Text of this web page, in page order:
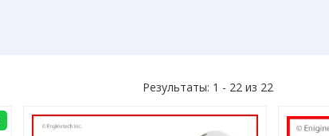
Результаты: 1 - 22 из 22